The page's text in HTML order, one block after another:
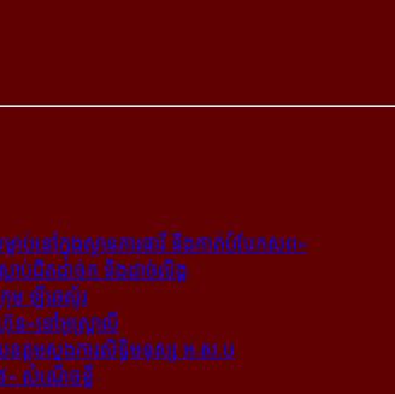
ាប់​នៅ​ក្នុង​ស្ថាន​ភារធារី និង​កាត់​បំបែក​សព»
ាប់​ជិត​ដាច់ក និង​ដាច់​លិង្គ
រុម​ ឡីឆេស្ទ័រ
ន»​នៅ​អូស្ត្រាលី
ត្តម​ស្នងការ​សិទ្ធិ​មនុស្ស អ.ស.ប
៥» សំណើចខ្លី